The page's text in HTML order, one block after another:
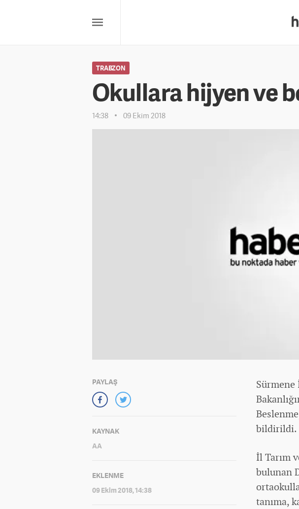
TRABZON
Okullara hijyen ve
14:38 09 Ekim 2018
PAYLAŞ
KAYNAK
AA
EKLENME
09 Ekim 2018, 14:38
bildirildi.
İl Tarım
bulunan
tanıma,